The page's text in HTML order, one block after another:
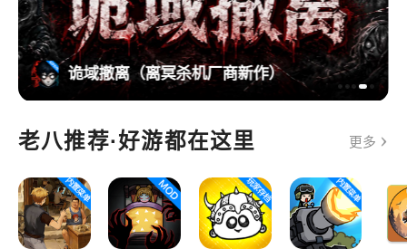
诡域撤离（离冥杀机厂商新作）
老八推荐·好游都在这里 更多